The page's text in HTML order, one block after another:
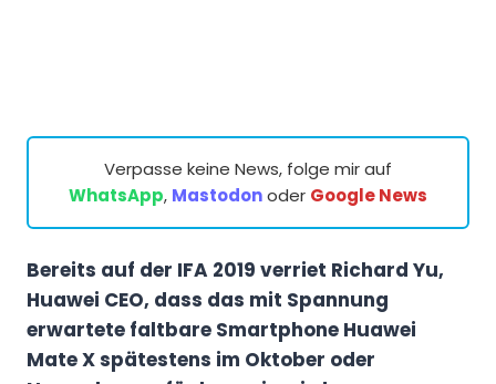
Verpasse keine News, folge mir auf
WhatsApp, Mastodonoder Google News
Bereits auf der IFA 2019 verriet Richard Yu,
Huawei CEO, dass das mit Spannung
erwartete faltbare Smartphone Huawei
Mate X spätestens im Oktober oder